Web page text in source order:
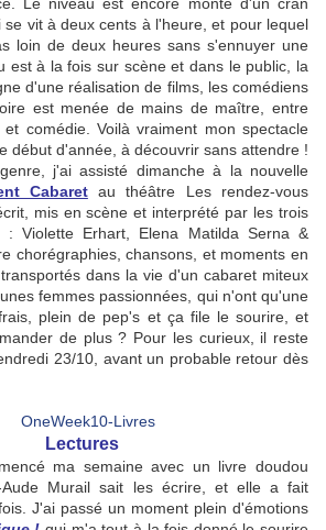
se vit à deux cents à l'heure, et pour lequel
loin de deux heures sans s'ennuyer une
est à la fois sur scène et dans le public, la
d'une réalisation de films, les comédiens
est menée de mains de maître, entre
comédie. Voilà vraiment mon spectacle
début d'année, à découvrir sans attendre !
j'ai assisté dimanche à la nouvelle
Cabaretau théâtre Les rendez-vous
mis en scène et interprété par les trois
: Violette Erhart, Elena Matilda Serna &
chorégraphies, chansons, et moments en
dans la vie d'un cabaret miteux
femmes passionnées, qui n'ont qu'une
plein de pep's et ça file le sourire, et
de plus ? Pour les curieux, il reste
23/10, avant un probable retour dès
Lectures
ma semaine avec un livre doudou
Aude Murail sait les écrire, et elle a fait
J'ai passé un moment plein d'émotions